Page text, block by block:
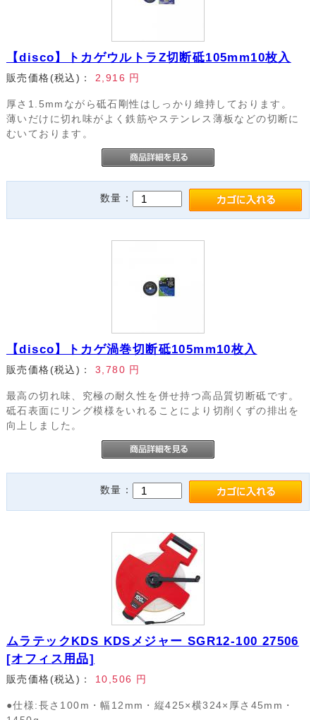
【disco】トカゲウルトラZ切断砥105mm10枚入
販売価格(税込)： 2,916 円
厚さ1.5mmながら砥石剛性はしっかり維持しております。
薄いだけに切れ味がよく鉄筋やステンレス薄板などの切断に
むいております。
数量：
【disco】トカゲ渦巻切断砥105mm10枚入
販売価格(税込)： 3,780 円
最高の切れ味、究極の耐久性を併せ持つ高品質切断砥です。
砥石表面にリング模様をいれることにより切削くずの排出を
向上しました。
数量：
ムラテックKDS KDSメジャー SGR12-100 27506
[オフィス用品]
販売価格(税込)： 10,506 円
●仕様:長さ100m・幅12mm・縦425×横324×厚さ45mm・